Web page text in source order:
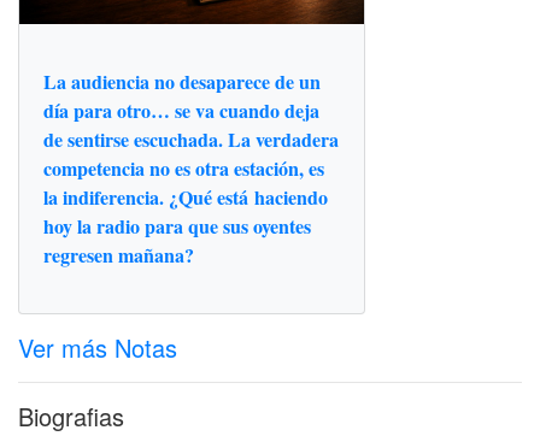
La audiencia no desaparece de un
día para otro… se va cuando deja
de sentirse escuchada. La verdadera
competencia no es otra estación, es
la indiferencia. ¿Qué está haciendo
hoy la radio para que sus oyentes
regresen mañana?
Ver más Notas
Biografias